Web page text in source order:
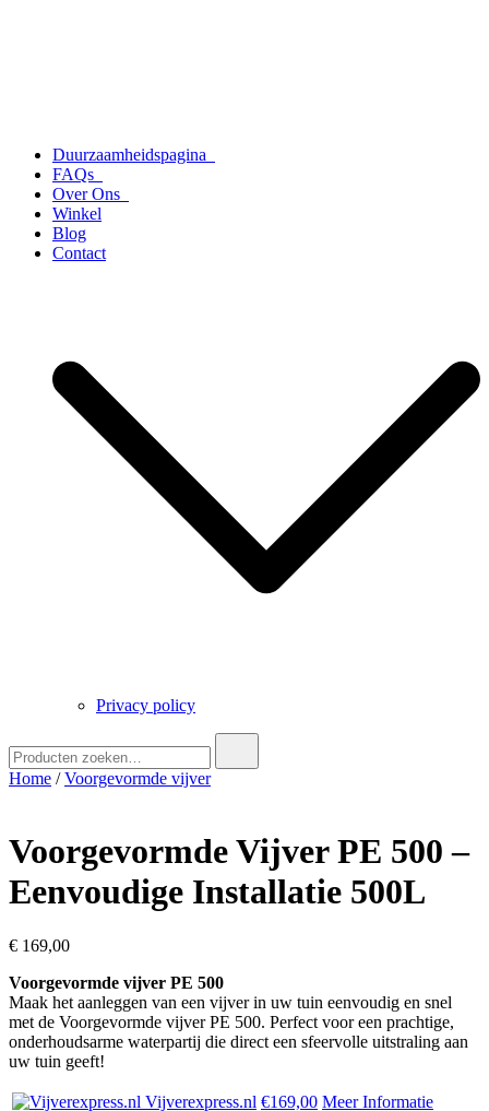
Duurzaamheidspagina
FAQs
Over Ons
Winkel
Blog
Contact
Privacy policy
naar:
Home /Voorgevormde vijver
Voorgevormde Vijver PE 500 –
Eenvoudige Installatie 500L
€ 169,00
Voorgevormde vijver PE 500
Maak het aanleggen van een vijver in uw tuin eenvoudig en snel
met de Voorgevormde vijver PE 500. Perfect voor een prachtige,
onderhoudsarme waterpartij die direct een sfeervolle uitstraling aan
uw tuin geeft!
Vijverexpress.nl €169,00 Meer Informatie